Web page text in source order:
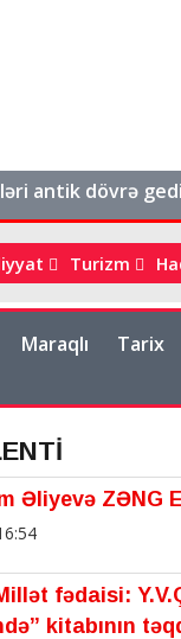
dövrə gedib
Turizm
Maraqlı Tarix
Əliyevə ZƏNG
fədaisi:
kitabının